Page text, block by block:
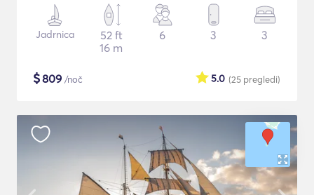
Jadrnica
52 ft
16 m
6 3 3
$809 /noč (25 pregledi)
5.0